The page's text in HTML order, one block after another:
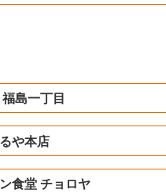
島一丁目
や本店
食堂 チョロヤ